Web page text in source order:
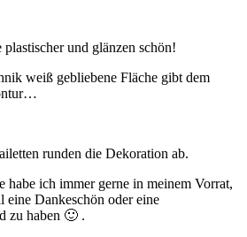
und glänzen schön!
weiß gebliebene Fläche gibt dem
runden die Dekoration ab.
habe ich immer gerne in meinem Vorrat,
eine Dankeschön oder eine
zu haben 🙂 .